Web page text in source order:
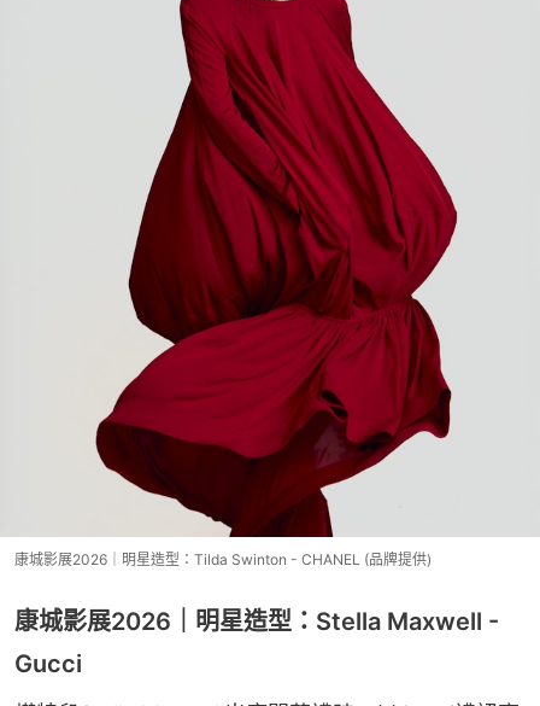
康城影展2026｜明星造型：Tilda Swinton - CHANEL (品牌提供)
康城影展2026｜明星造型：Stella Maxwell -
Gucci